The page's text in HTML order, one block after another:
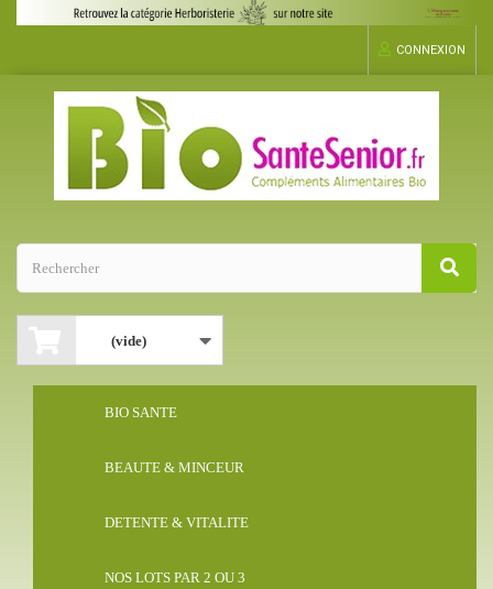
CONNEXION
(vide)
BIO SANTE
BEAUTE & MINCEUR
DETENTE & VITALITE
NOS LOTS PAR 2 OU 3